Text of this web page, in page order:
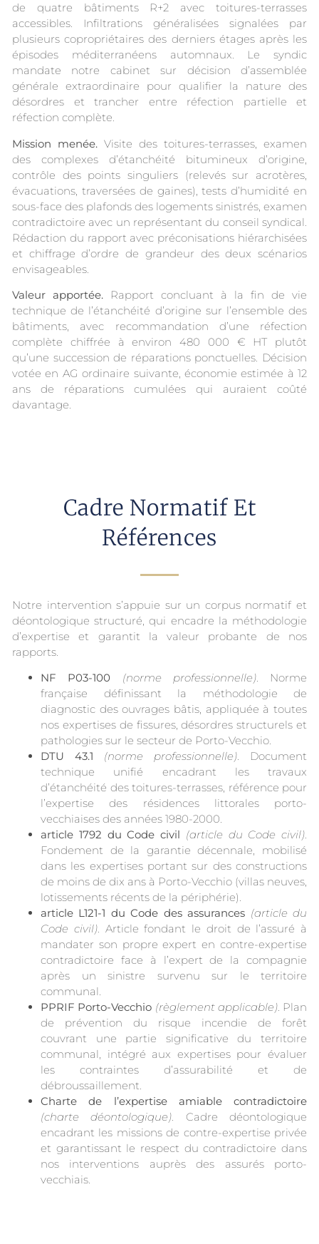
de quatre bâtiments R+2 avec toitures-terrasses
accessibles. Infiltrations généralisées signalées par
plusieurs copropriétaires des derniers étages après les
épisodes méditerranéens automnaux. Le syndic
mandate notre cabinet sur décision d’assemblée
générale extraordinaire pour qualifier la nature des
désordres et trancher entre réfection partielle et
réfection complète.
Mission menée. Visite des toitures-terrasses, examen
des complexes d’étanchéité bitumineux d’origine,
contrôle des points singuliers (relevés sur acrotères,
évacuations, traversées de gaines), tests d’humidité en
sous-face des plafonds des logements sinistrés, examen
contradictoire avec un représentant du conseil syndical.
Rédaction du rapport avec préconisations hiérarchisées
et chiffrage d’ordre de grandeur des deux scénarios
envisageables.
Valeur apportée. Rapport concluant à la fin de vie
technique de l’étanchéité d’origine sur l’ensemble des
bâtiments, avec recommandation d’une réfection
complète chiffrée à environ 480 000 € HT plutôt
qu’une succession de réparations ponctuelles. Décision
votée en AG ordinaire suivante, économie estimée à 12
ans de réparations cumulées qui auraient coûté
davantage.
Cadre Normatif Et
Références
Notre intervention s’appuie sur un corpus normatif et
déontologique structuré, qui encadre la méthodologie
d’expertise et garantit la valeur probante de nos
rapports.
NF P03-100
(norme professionnelle). Norme
française définissant la méthodologie de
diagnostic des ouvrages bâtis, appliquée à toutes
nos expertises de fissures, désordres structurels et
pathologies sur le secteur de Porto-Vecchio.
DTU 43.1
(norme professionnelle). Document
technique unifié encadrant les travaux
d’étanchéité des toitures-terrasses, référence pour
l’expertise des résidences littorales porto-
vecchiaises des années 1980-2000.
article 1792 du Code civil (article du Code civil).
Fondement de la garantie décennale, mobilisé
dans les expertises portant sur des constructions
de moins de dix ans à Porto-Vecchio (villas neuves,
lotissements récents de la périphérie).
article L121-1 du Code des assurances (article du
Code civil). Article fondant le droit de l’assuré à
mandater son propre expert en contre-expertise
contradictoire face à l’expert de la compagnie
après un sinistre survenu sur le territoire
communal.
PPRIF Porto-Vecchio (règlement applicable). Plan
de prévention du risque incendie de forêt
couvrant une partie significative du territoire
communal, intégré aux expertises pour évaluer
les contraintes d’assurabilité et de
débroussaillement.
Charte de l’expertise amiable contradictoire
(charte déontologique). Cadre déontologique
encadrant les missions de contre-expertise privée
et garantissant le respect du contradictoire dans
nos interventions auprès des assurés porto-
vecchiais.